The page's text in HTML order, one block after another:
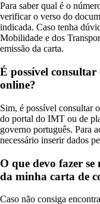
Para saber qual é o
verificar o verso do
indicada. Caso tenha
Mobilidade e dos
emissão da carta.
É possível
online?
Sim, é possível consultar
do portal do IMT ou de
governo português. Para
necessário inserir dados
O que devo fazer
da minha carta de
Caso não consiga